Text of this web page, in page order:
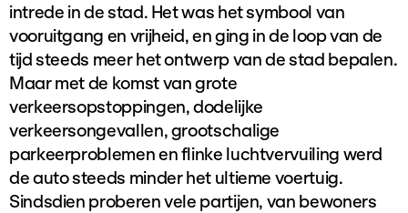
intrede in de stad. Het was het symbool van
vooruitgang en vrijheid, en ging in de loop van de
tijd steeds meer het ontwerp van de stad bepalen.
Maar met de komst van grote
verkeersopstoppingen, dodelijke
verkeersongevallen, grootschalige
parkeerproblemen en flinke luchtvervuiling werd
de auto steeds minder het ultieme voertuig.
Sindsdien proberen vele partijen, van bewoners